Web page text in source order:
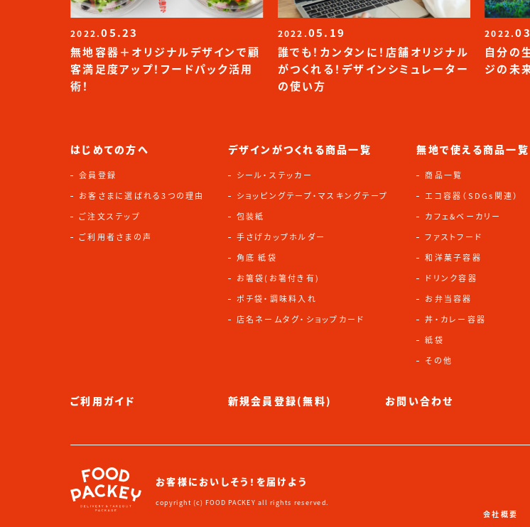
2022.05.23
無地容器＋オリジナルデザインで顧
客満足度アップ！フードパック活用
術！
2022.05.19
誰でも！カンタンに！店舗オリジナル
がつくれる！デザインシミュレーター
の使い方
2022.
自分の
ジの未
はじめての方へ
会員登録
お客さまに選ばれる3つの理由
ご注文ステップ
ご利用者さまの声
デザインがつくれる商品一覧
シール・ステッカー
ショッピングテープ・マスキングテープ
包装紙
手さげカップホルダー
角底 紙袋
お箸袋(お箸付き有)
ポチ袋・調味料入れ
店名ネームタグ・ショップカード
無地で使える商品一覧
商品一覧
エコ容器（SDGs関連）
カフェ&ベーカリー
ファストフード
和洋菓子容器
ドリンク容器
お弁当容器
丼・カレー容器
紙袋
その他
ご利用ガイド 新規会員登録(無料) お問い合わせ
instagram
tictok note
会社概要
お客様においしそう！を届けよう
copyright (c) FOOD PACKEY all rights reserved.